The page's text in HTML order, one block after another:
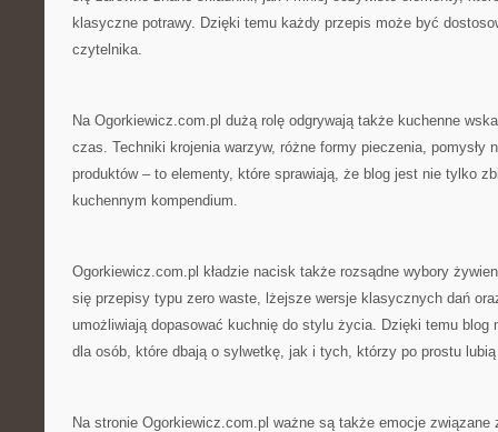
klasyczne potrawy. Dzięki temu każdy przepis może być
czytelnika.
Na Ogorkiewicz.com.pl dużą rolę odgrywają także kuchenne
czas. Techniki krojenia warzyw, różne formy pieczenia, pomysły
produktów – to elementy, które sprawiają, że blog jest nie tylko
kuchennym kompendium.
Ogorkiewicz.com.pl kładzie nacisk także rozsądne wybory
się przepisy typu zero waste, lżejsze wersje klasycznych dań
umożliwiają dopasować kuchnię do stylu życia. Dzięki temu blog
dla osób, które dbają o sylwetkę, jak i tych, którzy po prostu
Na stronie Ogorkiewicz.com.pl ważne są także emocje